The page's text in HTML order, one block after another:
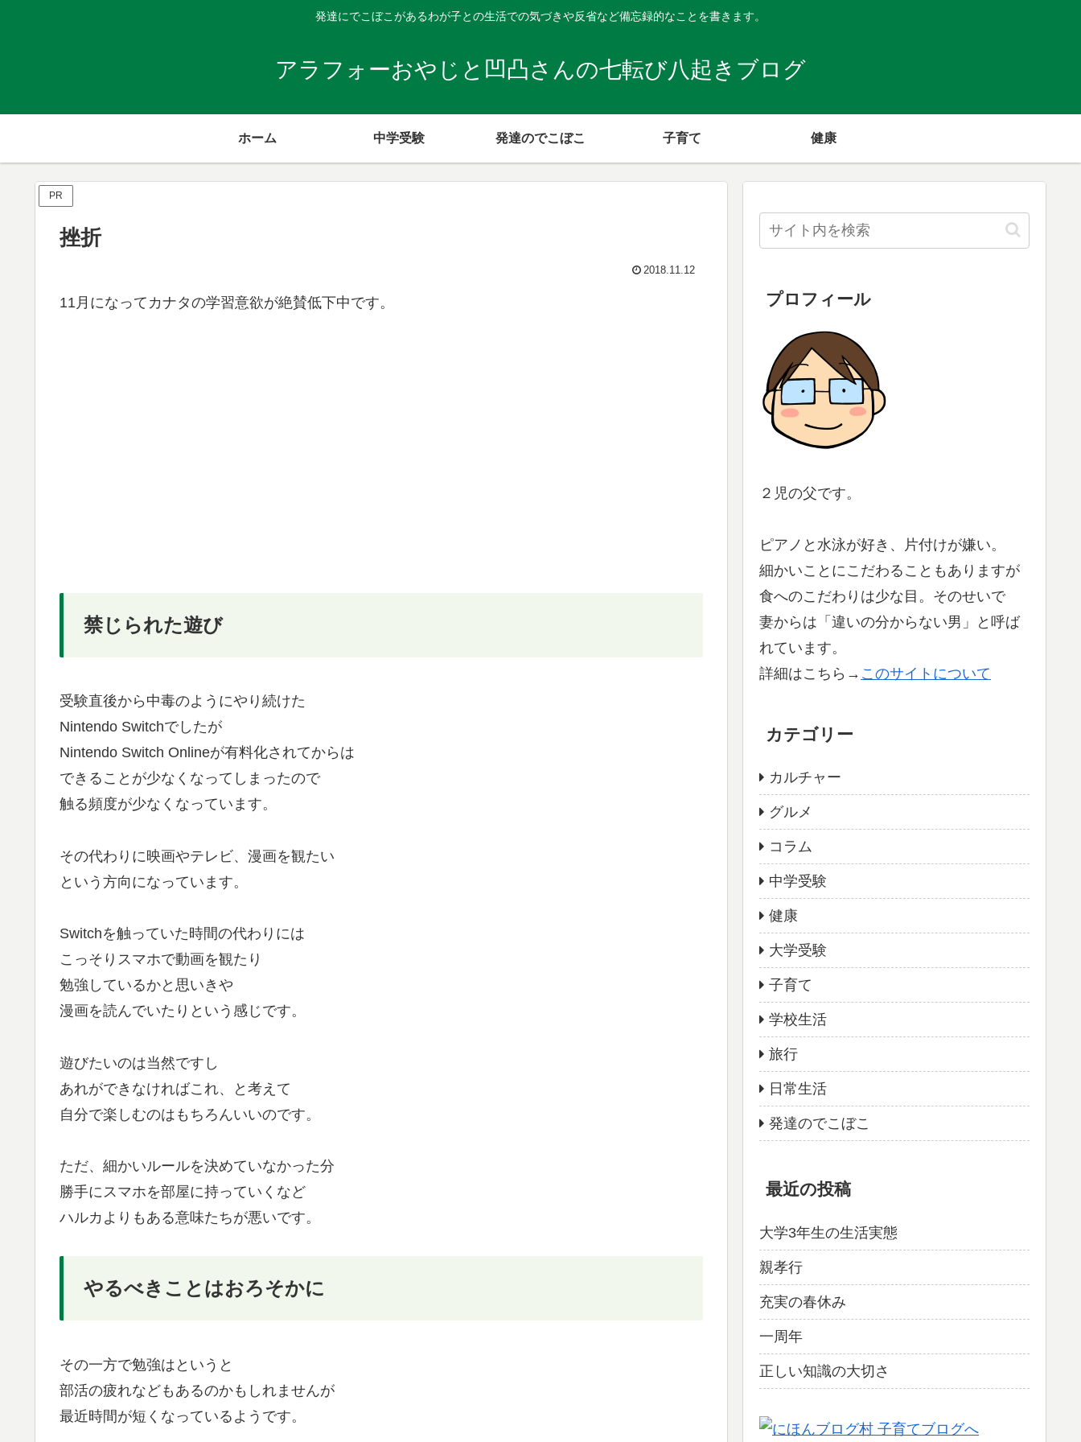
発達にでこぼこがあるわが子との生活での気づきや反省など備忘録的なことを書きます。
アラフォーおやじと凹凸さんの七転び八起きブログ
ホーム 中学受験 発達のでこぼこ 子育て 健康
PR
挫折
2018.11.12
11月になってカナタの学習意欲が絶賛低下中です。
禁じられた遊び
受験直後から中毒のようにやり続けた
Nintendo Switchでしたが
Nintendo Switch Onlineが有料化されてからは
できることが少なくなってしまったので
触る頻度が少なくなっています。
その代わりに映画やテレビ、漫画を観たい
という方向になっています。
Switchを触っていた時間の代わりには
こっそりスマホで動画を観たり
勉強しているかと思いきや
漫画を読んでいたりという感じです。
遊びたいのは当然ですし
あれができなければこれ、と考えて
自分で楽しむのはもちろんいいのです。
ただ、細かいルールを決めていなかった分
勝手にスマホを部屋に持っていくなど
ハルカよりもある意味たちが悪いです。
やるべきことはおろそかに
その一方で勉強はというと
部活の疲れなどもあるのかもしれませんが
最近時間が短くなっているようです。
プロフィール
２児の父です。
ピアノと水泳が好き、片付けが嫌い。
細かいことにこだわることもありますが
食へのこだわりは少な目。そのせいで
妻からは「違いの分からない男」と呼ば
れています。
詳細はこちら→ このサイトについて
カテゴリー
カルチャー
グルメ
コラム
中学受験
健康
大学受験
子育て
学校生活
旅行
日常生活
発達のでこぼこ
最近の投稿
大学3年生の生活実態
親孝行
充実の春休み
一周年
正しい知識の大切さ